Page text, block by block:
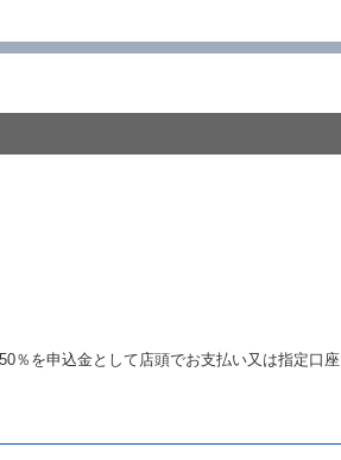
と異なる車種クラスのレンタカー（以
なるときは、予約した車種クラスの貸
ーの車種クラスの貸渡料金によるもの
とします。
第４条第４項の予約の取消しとして取
は第４条第５項の予約の取消しとして
び第５条に定める場合を除き、相互に
％を申込金として店頭でお支払い又は指定口座